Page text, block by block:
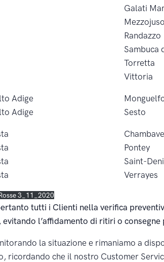
Adige
Adige
Galati
Mezzojuso
Randazzo
Sambuca
Torretta
Vittoria
Sesto
Chambave
Pontey
Saint-
Verrayes
3_11_2020
tutti i Clienti nella verifica
l’affidamento di ritiri o consegne
la situazione e rimaniamo a
ricordando che il nostro Customer